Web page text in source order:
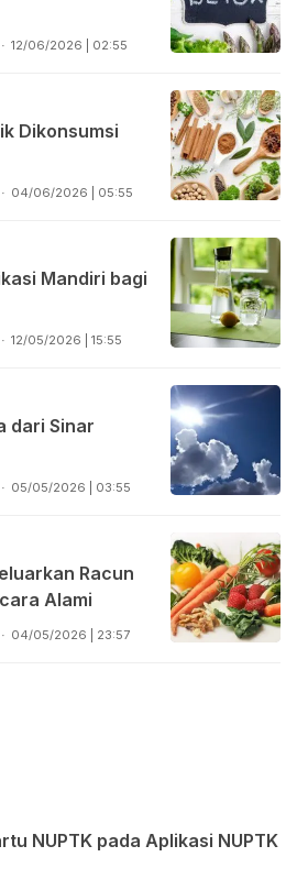
12/06/2026 | 02:55
Dikonsumsi
04/06/2026 | 05:55
Mandiri bagi
12/05/2026 | 15:55
dari Sinar
05/05/2026 | 03:55
Racun
Alami
04/05/2026 | 23:57
NUPTK pada Aplikasi NUPTK